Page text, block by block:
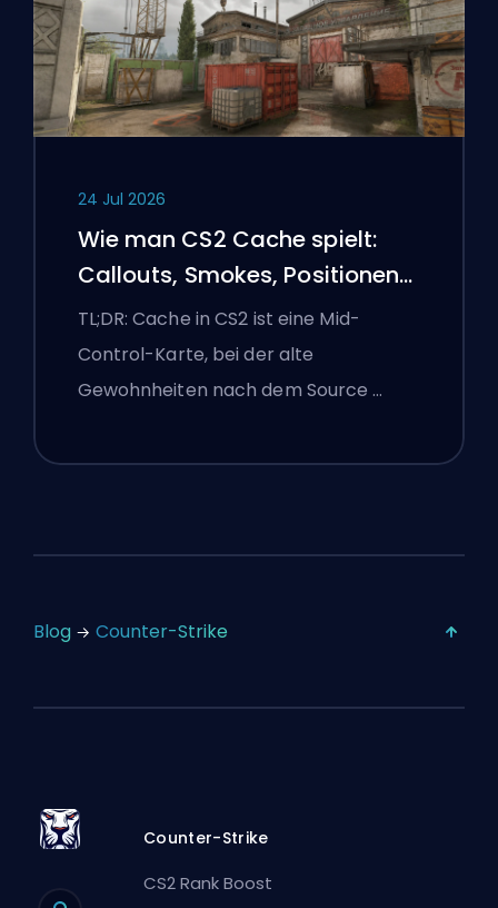
24 Jul 2026
Wie man CS2 Cache spielt:
Callouts, Smokes, Positionen
und Premier-Tipps
TL;DR: Cache in CS2 ist eine Mid-
Control-Karte, bei der alte
Gewohnheiten nach dem Source …
Blog Counter-Strike
Counter-Strike
CS2 Rank Boost